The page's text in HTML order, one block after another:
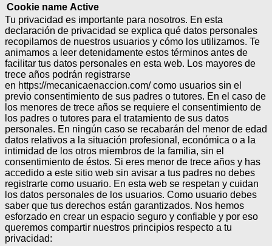
Cookie name Active
Tu privacidad es importante para nosotros. En esta
declaración de privacidad se explica qué datos personales
recopilamos de nuestros usuarios y cómo los utilizamos. Te
animamos a leer detenidamente estos términos antes de
facilitar tus datos personales en esta web. Los mayores de
trece años podrán registrarse
en https://mecanicaenaccion.com/ como usuarios sin el
previo consentimiento de sus padres o tutores. En el caso de
los menores de trece años se requiere el consentimiento de
los padres o tutores para el tratamiento de sus datos
personales. En ningún caso se recabarán del menor de edad
datos relativos a la situación profesional, económica o a la
intimidad de los otros miembros de la familia, sin el
consentimiento de éstos. Si eres menor de trece años y has
accedido a este sitio web sin avisar a tus padres no debes
registrarte como usuario. En esta web se respetan y cuidan
los datos personales de los usuarios. Como usuario debes
saber que tus derechos están garantizados. Nos hemos
esforzado en crear un espacio seguro y confiable y por eso
queremos compartir nuestros principios respecto a tu
privacidad: